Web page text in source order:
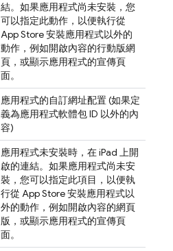
結。如果應用程式尚未安裝，您
可以指定此動作，以便執行從
App Store 安裝應用程式以外的
動作，例如開啟內容的行動版網
頁，或顯示應用程式的宣傳頁
面。
應用程式的自訂網址配置 (如果定
義為應用程式軟體包 ID 以外的內
容)
應用程式未安裝時，在 iPad 上開
啟的連結。如果應用程式尚未安
裝，您可以指定此項目，以便執
行從 App Store 安裝應用程式以
外的動作，例如開啟內容的網頁
版，或顯示應用程式的宣傳頁
面。